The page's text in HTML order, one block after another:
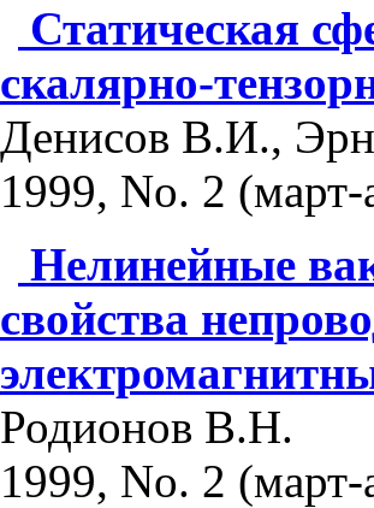
Статическая
скалярно-
Денисов В.И.,
1999, No. 2 (март-
Нелинейные
свойства
Родионов В.Н.
1999, No. 2 (март-